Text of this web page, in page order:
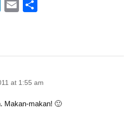
n
at 1:55 am
Makan-makan! 🙂